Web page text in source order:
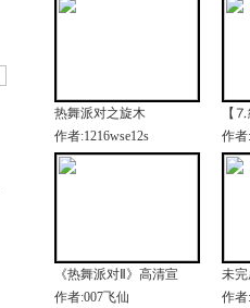
热舞派对之旋木
作者:1216wse12s
【
作
《热舞派对Ⅱ》高清宣
作者:007飞仙
未
作者